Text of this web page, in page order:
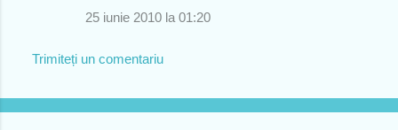
i
25 iunie 2010 la 01:20
Trimiteți un comentariu